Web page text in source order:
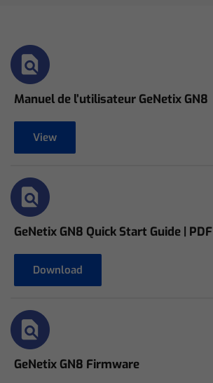
Manuel de l’utilisateur GeNetix GN8
View
GeNetix GN8 Quick Start Guide | PDF
Download
GeNetix GN8 Firmware